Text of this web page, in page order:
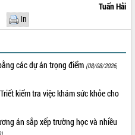
Tuấn Hải
In
các dự án trọng điểm (08/08/2026,
kiểm tra việc khám sức khỏe cho
án sắp xếp trường học và nhiều